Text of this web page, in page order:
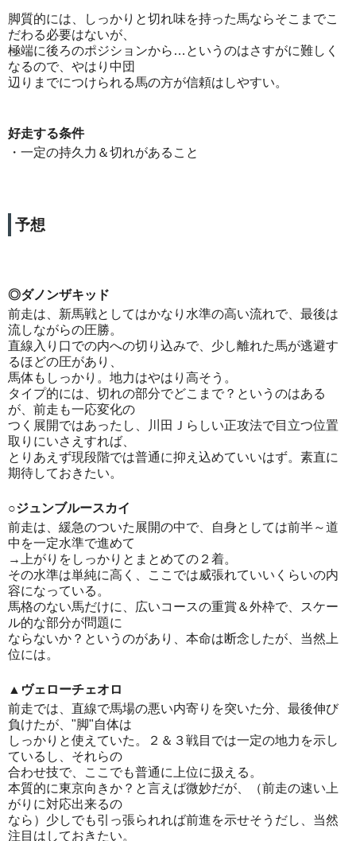
脚質的には、しっかりと切れ味を持った馬ならそこまでこ
だわる必要はないが、
極端に後ろのポジションから…というのはさすがに難しく
なるので、やはり中団
辺りまでにつけられる馬の方が信頼はしやすい。
好走する条件
・一定の持久力＆切れがあること
予想
◎ダノンザキッド
前走は、新馬戦としてはかなり水準の高い流れで、最後は
流しながらの圧勝。
直線入り口での内への切り込みで、少し離れた馬が逃避す
るほどの圧があり、
馬体もしっかり。地力はやはり高そう。
タイプ的には、切れの部分でどこまで？というのはある
が、前走も一応変化の
つく展開ではあったし、川田Ｊらしい正攻法で目立つ位置
取りにいさえすれば、
とりあえず現段階では普通に抑え込めていいはず。素直に
期待しておきたい。
○ジュンブルースカイ
前走は、緩急のついた展開の中で、自身としては前半～道
中を一定水準で進めて
→上がりをしっかりとまとめての２着。
その水準は単純に高く、ここでは威張れていいくらいの内
容になっている。
馬格のない馬だけに、広いコースの重賞＆外枠で、スケー
ル的な部分が問題に
ならないか？というのがあり、本命は断念したが、当然上
位には。
▲ヴェローチェオロ
前走では、直線で馬場の悪い内寄りを突いた分、最後伸び
負けたが、"脚"自体は
しっかりと使えていた。２＆３戦目では一定の地力を示し
ているし、それらの
合わせ技で、ここでも普通に上位に扱える。
本質的に東京向きか？と言えば微妙だが、（前走の速い上
がりに対応出来るの
なら）少しでも引っ張られれば前進を示せそうだし、当然
注目はしておきたい。